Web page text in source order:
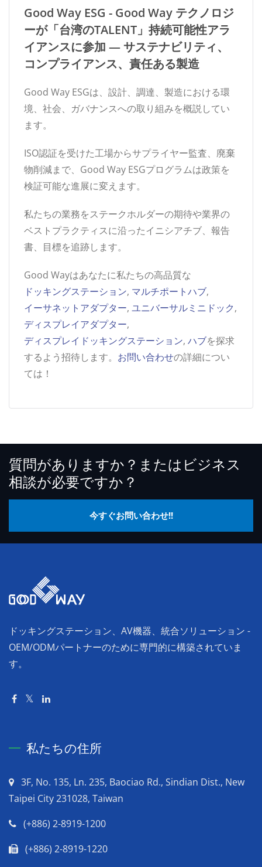
Good Way ESG - Good Way テクノロジ
ーが「台湾のTALENT」持続可能性アラ
イアンスに参加 — サステナビリティ、
コンプライアンス、責任ある製造
Good Way ESGは、設計、調達、製造における環
境、社会、ガバナンスへの取り組みを概説してい
ます。
ISO認証を受けた工場からサプライヤー監査、廃棄
物削減まで、Good Way ESGプログラムは政策を
検証可能な進展に変えます。
私たちの業務をステークホルダーの期待や業界の
ベストプラクティスに沿ったイニシアチブ、報告
書、目標を追跡します。
Good Wayはあなたに私たちの高品質な
ドッキングステーション, マルチポートハブ,
イーサネットアダプター, ユニバーサルミニドック,
ディスプレイアダプター,
ディスプレイドッキングステーション, ハブを探求
するよう招待します。 お問い合わせの詳細につい
ては！
質問がありますか？またはビジネス
相談が必要ですか？
今すぐお問い合わせ!!
ドッキングステーション、AV機器、統合ソリューション -
OEM/ODMパートナーのために専門的に構築されていま
す。
私たちの住所
3F, No. 135, Ln. 235, Baociao Rd., Sindian Dist., New
Taipei City 231028, Taiwan
(+886) 2-8919-1200
(+886) 2-8919-1220